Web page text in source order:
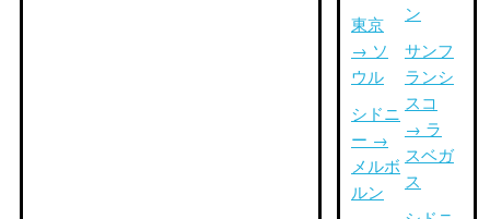
東京
→ ソ
ウル
シドニ
ー →
メルボ
ルン
ン
サンフ
ランシ
スコ
→ ラ
スベガ
ス